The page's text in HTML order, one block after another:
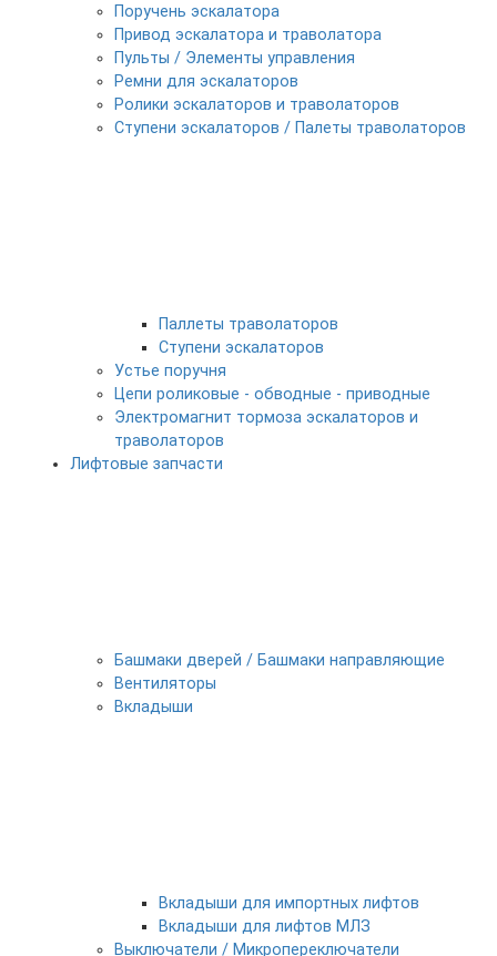
Поручень эскалатора
Привод эскалатора и траволатора
Пульты / Элементы управления
Ремни для эскалаторов
Ролики эскалаторов и траволаторов
Ступени эскалаторов / Палеты траволаторов
Паллеты траволаторов
Ступени эскалаторов
Устье поручня
Цепи роликовые - обводные - приводные
Электромагнит тормоза эскалаторов и
траволаторов
Лифтовые запчасти
Башмаки дверей / Башмаки направляющие
Вентиляторы
Вкладыши
Вкладыши для импортных лифтов
Вкладыши для лифтов МЛЗ
Выключатели / Микропереключатели